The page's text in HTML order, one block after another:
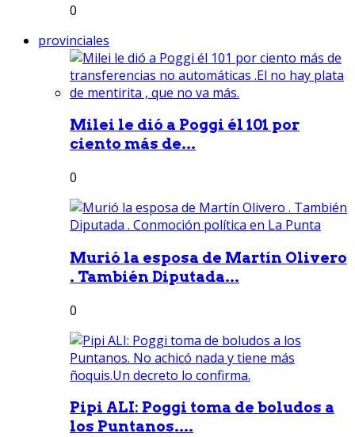
0
provinciales
Milei le dió a Poggi él 101 por
ciento más de...
0
Murió la esposa de Martín Olivero
. También Diputada...
0
Pipi ALI: Poggi toma de boludos a
los Puntanos....